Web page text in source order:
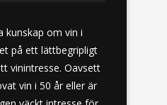
kunskap om vin i
på ett lättbegripligt
vinintresse. Oavsett
vin i 50 år eller är